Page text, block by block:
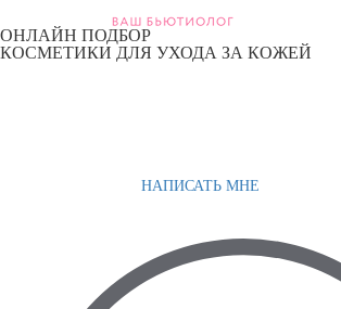
ОНЛАЙН ПОДБОР
КОСМЕТИКИ ДЛЯ УХОДА ЗА КОЖЕЙ
НАПИСАТЬ МНЕ